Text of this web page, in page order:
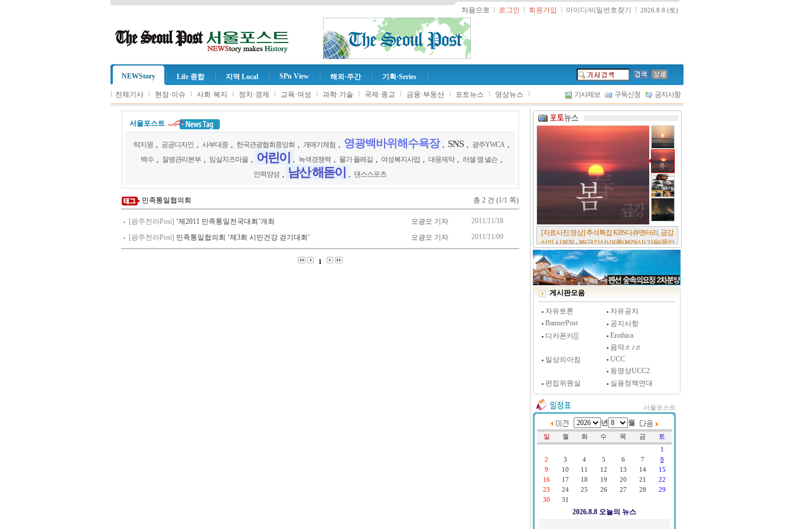
처음으로 l 로그인 l 회원가입 l 아이디/비밀번호찾기 l 2026.8.8 (토)
NEWStory Life 종합 지역 Local SPn View 해외·주간 기획·Series
l 전체기사 l 현장·이슈 l 사회·복지 l 정치·경제 l 교육·여성 l 과학·기술 l 국제·종교 l 금융·부동산 l 포토뉴스 l 영상뉴스 l 기사제보 구독신청 공지사항
서울포스트
탁지원 공공디자인 사부대중 한국관광협회중앙회 개매기체험 영광백바위해수욕장 SNS 광주YWCA
백수
질병관리본부 임실치즈마을 어린이 녹색경쟁력 물가 올레길 여성복지사업 대웅제약 러셀 엠 넬슨
인력양성
남산 해돋이 댄스스포츠
민족통일협의회 총 2 건 (1/1 쪽)
[광주전라Post] ‘제2011 민족통일전국대회’개최 오광오 기자
2011/11/18
[광주전라Post] 민족통일협의회 ‘제3회 시민건강 걷기대회’ 오광오 기자 2011/11/09
1
[서울포스트논단] 담배에 관한 추억, 연도별 우리
나라 금연정책 및 금연구역 확대 추이, 정부가 아
무리 더 해롭다고 사기를 쳐대도 피워 본 사람은
다 안다, 전자담배시장은 10년새 폭발적 증가세..
[시사저널 인터뷰] 윤방부 연세대 의대 명예교수,
"골초에게 전자담배를 허하라"
게시판모음
자유토론
자유공지
BannerPost
공지사항
디카폰카▒
Erothica
음악♬♪♬
일상의아침
UCC
동영상UCC2
편집위원실
실용정책연대
서울포스트